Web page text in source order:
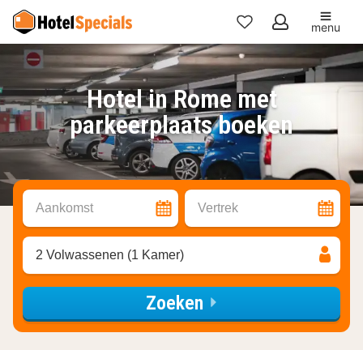
Mijn
favorieten
menu
Hotel in Rome met
parkeerplaats boeken
Aankomst Vertrek
2 Volwassenen (1 Kamer)
Zoeken